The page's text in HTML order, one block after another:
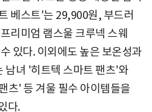
베스트'는 29,900원, 부드러
리미엄 램스울 크루넥 스웨
있다. 이외에도 높은 보온성과
남녀 '히트텍 스마트 팬츠'와
츠' 등 겨울 필수 아이템들을
다.